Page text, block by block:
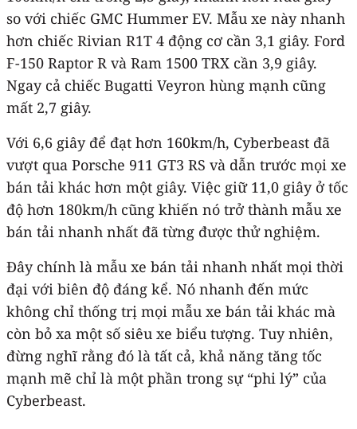
so với chiếc GMC Hummer EV. Mẫu xe này nhanh
hơn chiếc Rivian R1T 4 động cơ cần 3,1 giây. Ford
F-150 Raptor R và Ram 1500 TRX cần 3,9 giây.
Ngay cả chiếc Bugatti Veyron hùng mạnh cũng
mất 2,7 giây.
Với 6,6 giây để đạt hơn 160km/h, Cyberbeast đã
vượt qua Porsche 911 GT3 RS và dẫn trước mọi xe
bán tải khác hơn một giây. Việc giữ 11,0 giây ở tốc
độ hơn 180km/h cũng khiến nó trở thành mẫu xe
bán tải nhanh nhất đã từng được thử nghiệm.
Đây chính là mẫu xe bán tải nhanh nhất mọi thời
đại với biên độ đáng kể. Nó nhanh đến mức
không chỉ thống trị mọi mẫu xe bán tải khác mà
còn bỏ xa một số siêu xe biểu tượng. Tuy nhiên,
đừng nghĩ rằng đó là tất cả, khả năng tăng tốc
mạnh mẽ chỉ là một phần trong sự “phi lý” của
Cyberbeast.